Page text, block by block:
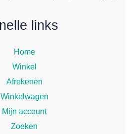
links
Home
Winkel
Afrekenen
Winkelwagen
Mijn account
Zoeken